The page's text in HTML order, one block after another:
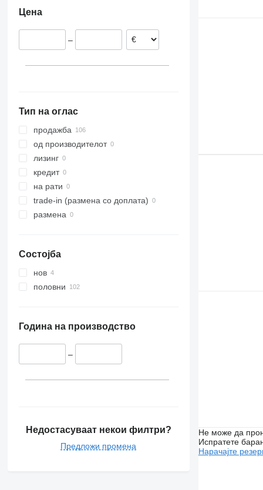
Португалија
Холандија
Цена
–
Тип на оглас
продажба
од производителот
лизинг
кредит
на рати
trade-in (размена со доплата)
размена
Состојба
нов
половни
Година на производство
–
Недостасуваат некои филтри?
Предложи промена
Не може да
Испратете
Нарачајте